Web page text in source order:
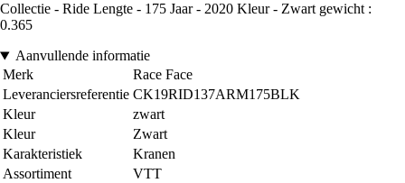
Collectie - Ride Lengte - 175 Jaar - 2020 Kleur - Zwart gewicht :
0.365
Aanvullende informatie
Merk
Race Face
Leveranciersreferentie CK19RID137ARM175BLK
Kleur
zwart
Kleur
Zwart
Karakteristiek
Kranen
Assortiment
VTT